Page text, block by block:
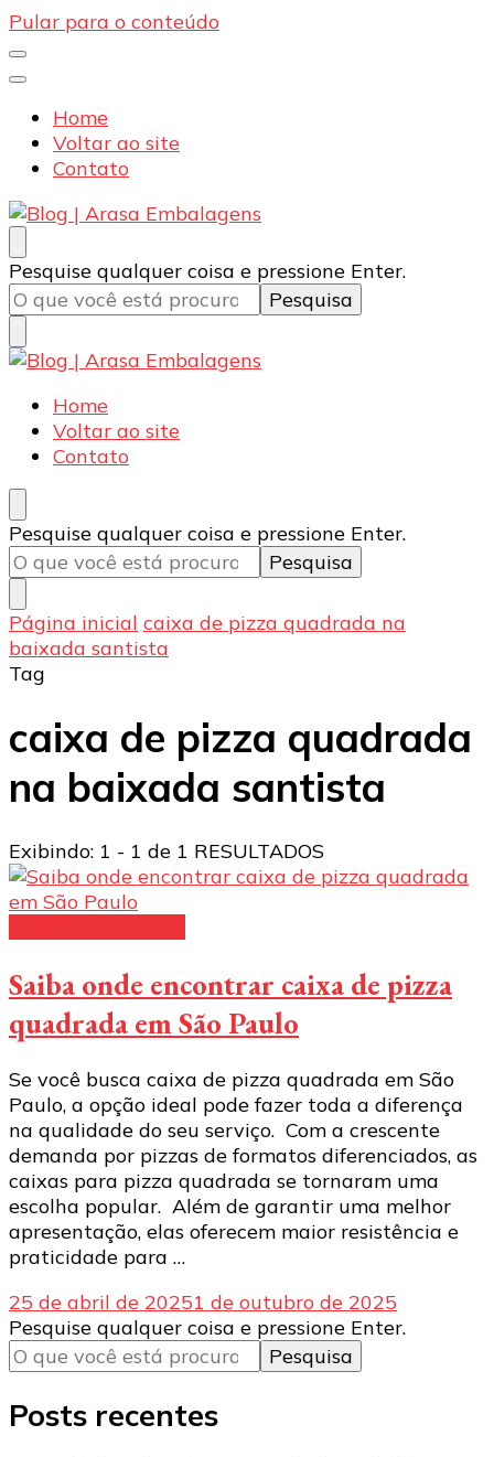
Pular para o conteúdo
Home
Voltar ao site
Contato
Blog | Arasa Embalagens
Confira conteúdos sobre embalagens para pizzas,
doces e salgados. Tudo para seu comércio com a
qualidade Arasa. Leia nossos conteúdos!
Procurando
algo?
Pesquise qualquer coisa e pressione Enter.
Blog | Arasa Embalagens
Confira conteúdos sobre embalagens para pizzas,
doces e salgados. Tudo para seu comércio com a
qualidade Arasa. Leia nossos conteúdos!
Home
Voltar ao site
Contato
Procurando
algo?
Pesquise qualquer coisa e pressione Enter.
Página inicial caixa de pizza quadrada na
baixada santista
Tag
caixa de pizza quadrada
na baixada santista
Exibindo: 1 - 1 de 1 RESULTADOS
Saiba onde encontrar caixa de pizza
quadrada em São Paulo
Se você busca caixa de pizza quadrada em São
Paulo, a opção ideal pode fazer toda a diferença
na qualidade do seu serviço. Com a crescente
demanda por pizzas de formatos diferenciados, as
caixas para pizza quadrada se tornaram uma
escolha popular. Além de garantir uma melhor
apresentação, elas oferecem maior resistência e
praticidade para …
25 de abril de 20251 de outubro de 2025
Procurando
algo?
Pesquise qualquer coisa e pressione Enter.
Posts recentes